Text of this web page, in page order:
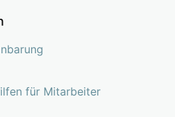
für Mitarbeiter